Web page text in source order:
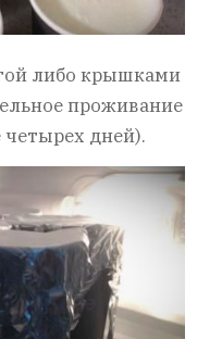
либо крышками
проживание
четырех дней).